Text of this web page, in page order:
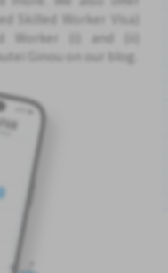
Skilled Worker Visa)
Worker (i) and (ii)
Ginou on our blog.